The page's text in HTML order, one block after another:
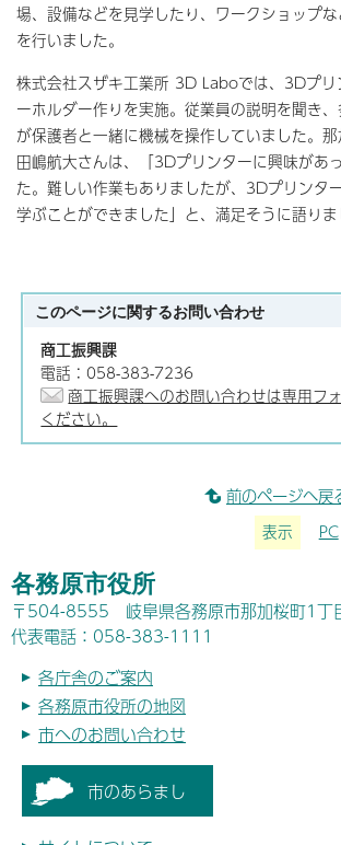
場、設備などを見学したり、ワークショップ
を行いました。
株式会社スザキ工業所 3D Laboでは、3Dプリ
ーホルダー作りを実施。従業員の説明を聞き
が保護者と一緒に機械を操作していました。
田嶋航大さんは、「3Dプリンターに興味があ
た。難しい作業もありましたが、3Dプリンタ
学ぶことができました」と、満足そうに語りま
このページに関するお問い合わせ
商工振興課
電話：058-383-7236
商工振興課へのお問い合わせは専用フ
ください。
前のページへ戻
表示 PC
各務原市役所
〒504-8555 岐阜県各務原市那加桜町1丁
代表電話：058-383-1111
各庁舎のご案内
各務原市役所の地図
市へのお問い合わせ
市のあらまし